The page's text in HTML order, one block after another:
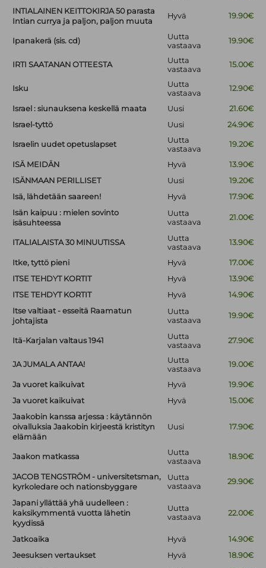
INTIALAINEN KEITTOKIRJA 50 parasta
Intian currya ja paljon, paljon muuta
Hyvä 19.90€
Ipanakerä (sis. cd)
Uutta
vastaava
19.90€
IRTI SAATANAN OTTEESTA
Uutta
vastaava
15.00€
Isku
Uutta
vastaava
12.90€
Israel : siunauksena keskellä maata Uusi
21.60€
Israel-tyttö
Uusi 24.90€
Israelin uudet opetuslapset
Uutta
vastaava
19.20€
ISÄ MEIDÄN Hyvä
13.90€
ISÄNMAAN PERILLISET
Uusi
19.20€
Isä, lähdetään saareen!
Hyvä
17.90€
Isän kaipuu : mielen sovinto
isäsuhteessa
Uutta
vastaava
21.00€
ITALIALAISTA 30 MINUUTISSA
Uutta
vastaava
13.90€
Itke, tyttö pieni Hyvä
17.00€
ITSE TEHDYT KORTIT
Hyvä
13.90€
ITSE TEHDYT KORTIT
Hyvä
14.90€
Itse valtiaat - esseitä Raamatun
johtajista
Uutta
vastaava
19.90€
Itä-Karjalan valtaus 1941
Uutta
vastaava
27.90€
JA JUMALA ANTAA!
Uutta
vastaava
19.00€
Ja vuoret kaikuivat Hyvä
19.90€
Ja vuoret kaikuivat
Hyvä
15.00€
Jaakobin kanssa arjessa : käytännön
oivalluksia Jaakobin kirjeestä kristityn
elämään
Uusi 17.90€
Jaakon matkassa
Uutta
vastaava
18.90€
JACOB TENGSTRÖM - universitetsman,
kyrkoledare och nationsbyggare
Uutta
vastaava
29.90€
Japani yllättää yhä uudelleen :
kaksikymmentä vuotta lähetin
kyydissä
Uutta
vastaava
22.00€
Jatkoaika Hyvä
14.90€
Jeesuksen vertaukset
Hyvä
18.90€